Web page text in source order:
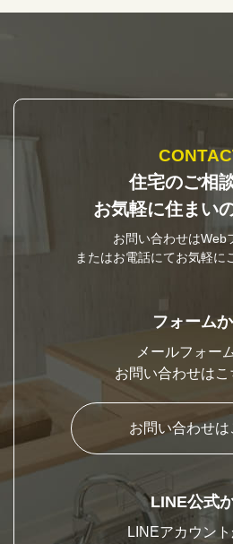
住宅のご相
お気軽に住まい
お問い合わせはWeb
またはお電話にてお気軽に
フォーム
メールフォー
お問い合わせはこ
お問い合わせは
LINE公式
LINEアカウン